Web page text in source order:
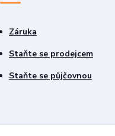
Záruka
Staňte se prodejcem
Staňte se půjčovnou